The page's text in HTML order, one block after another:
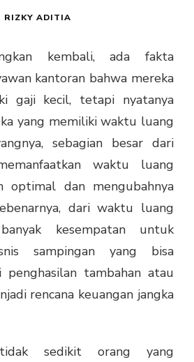
RIZKY ADITIA
kembali, ada fakta
kantoran bahwa mereka
gaji kecil, tetapi nyatanya
yang memiliki waktu luang
sebagian besar dari
waktu luang
optimal dan mengubahnya
dari waktu luang
kesempatan untuk
sampingan yang bisa
penghasilan tambahan atau
rencana keuangan jangka
sedikit orang yang